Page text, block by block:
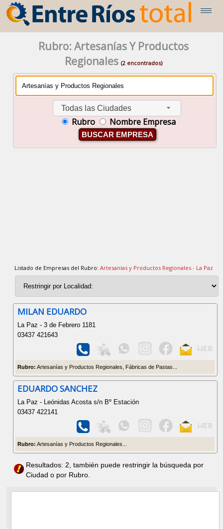
Rubro: Artesanías Y Productos
Regionales(2 encontrados)
Todas las Ciudades
Rubro Nombre Empresa
BUSCAR EMPRESA
Listado de Empresas del Rubro: Artesanías y Productos Regionales - La Paz
MILAN EDUARDO
La Paz - 3 de Febrero 1181
03437 421643
Rubro: Artesanías y Productos Regionales, Fábricas de Pastas...
EDUARDO SANCHEZ
La Paz - Leónidas Acosta s/n Bº Estación
03437 422141
Rubro: Artesanías y Productos Regionales...
Resultados: 2, también puede restringir la búsqueda por
Ciudad o por Rubro.